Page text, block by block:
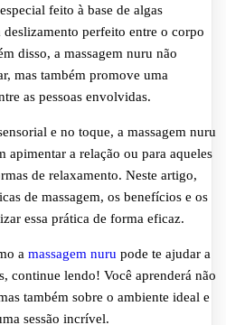
feito à base de algas
perfeito entre o corpo
disso, a massagem nuru não
mas também promove uma
as pessoas envolvidas.
e no toque, a massagem nuru
apimentar a relação ou para aqueles
de relaxamento. Neste artigo,
de massagem, os benefícios e os
essa prática de forma eficaz.
a massagem nuru pode te ajudar a
continue lendo! Você aprenderá não
também sobre o ambiente ideal e
sessão incrível.